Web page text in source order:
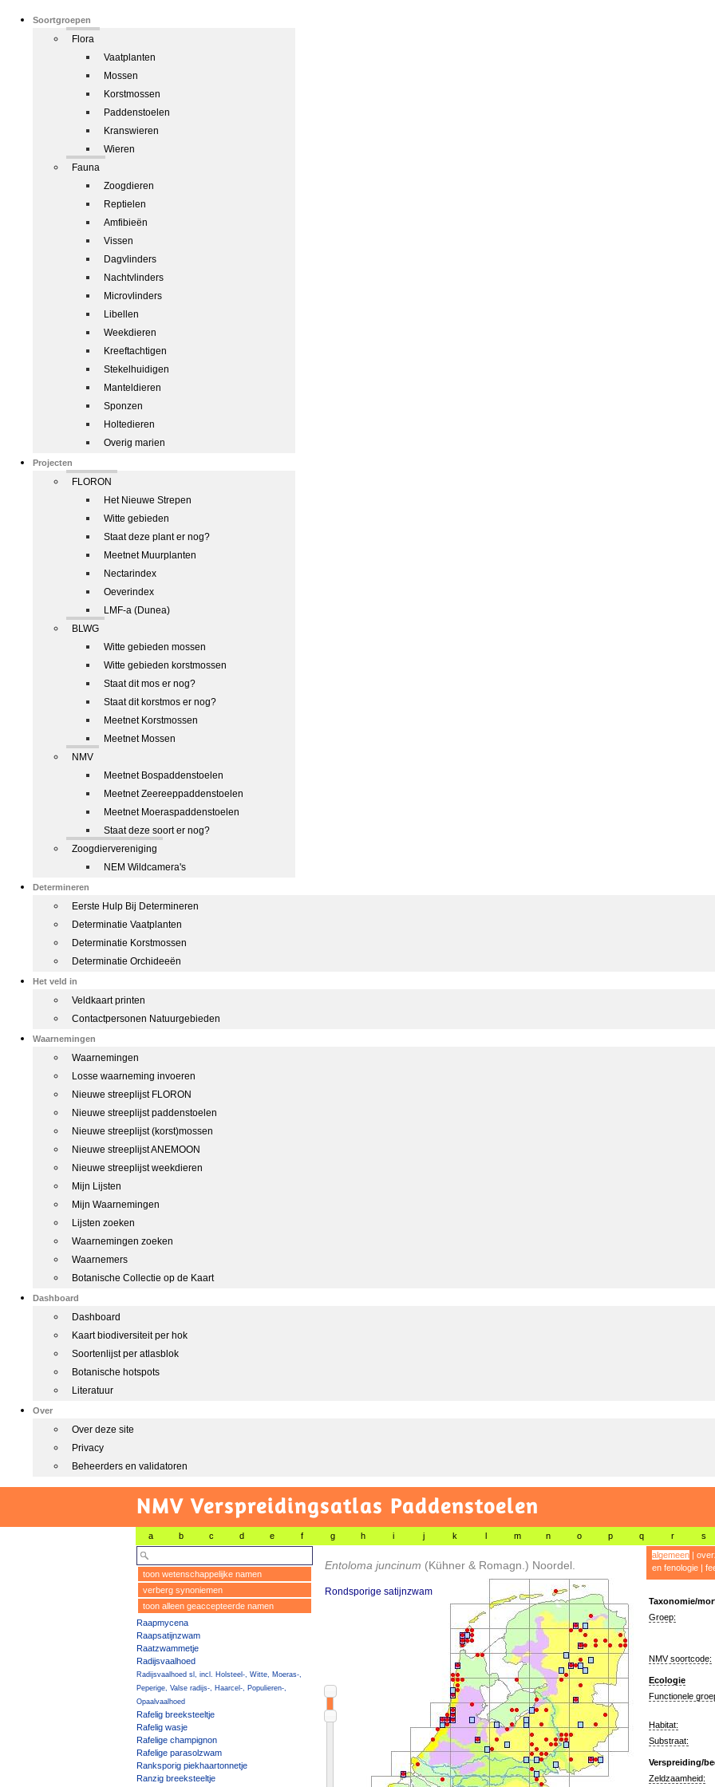
Soortgroepen
Flora
Vaatplanten
Mossen
Korstmossen
Paddenstoelen
Kranswieren
Wieren
Fauna
Zoogdieren
Reptielen
Amfibieën
Vissen
Dagvlinders
Nachtvlinders
Microvlinders
Libellen
Weekdieren
Kreeftachtigen
Stekelhuidigen
Manteldieren
Sponzen
Holtedieren
Overig marien
Projecten
FLORON
Het Nieuwe Strepen
Witte gebieden
Staat deze plant er nog?
Meetnet Muurplanten
Nectarindex
Oeverindex
LMF-a (Dunea)
BLWG
Witte gebieden mossen
Witte gebieden korstmossen
Staat dit mos er nog?
Staat dit korstmos er nog?
Meetnet Korstmossen
Meetnet Mossen
NMV
Meetnet Bospaddenstoelen
Meetnet Zeereeppaddenstoelen
Meetnet Moeraspaddenstoelen
Staat deze soort er nog?
Zoogdiervereniging
NEM Wildcamera's
Determineren
Eerste Hulp Bij Determineren
Determinatie Vaatplanten
Determinatie Korstmossen
Determinatie Orchideeën
Het veld in
Veldkaart printen
Contactpersonen Natuurgebieden
Waarnemingen
Waarnemingen
Losse waarneming invoeren
Nieuwe streeplijst FLORON
Nieuwe streeplijst paddenstoelen
Nieuwe streeplijst (korst)mossen
Nieuwe streeplijst ANEMOON
Nieuwe streeplijst weekdieren
Mijn Lijsten
Mijn Waarnemingen
Lijsten zoeken
Waarnemingen zoeken
Waarnemers
Botanische Collectie op de Kaart
Dashboard
Dashboard
Kaart biodiversiteit per hok
Soortenlijst per atlasblok
Botanische hotspots
Literatuur
Over
Over deze site
Privacy
Beheerders en validatoren
NMV Verspreidingsatlas Paddenstoelen
a b c d e f g h i j k l m n o p q r s
toon wetenschappelijke namen
verberg synoniemen
toon alleen geaccepteerde namen
Raapmycena
Raapsatijnzwam
Raatzwammetje
Radijsvaalhoed
Radijsvaalhoed sl, incl. Holsteel-, Witte, Moeras-,
Peperige, Valse radijs-, Haarcel-, Populieren-,
Opaalvaalhoed
Rafelig breeksteeltje
Rafelig wasje
Rafelige champignon
Rafelige parasolzwam
Ranksporig piekhaartonnetje
Ranzig breeksteeltje
Entoloma juncinum (Kühner & Romagn.) Noordel.
Rondsporige satijnzwam
algemeen|
en fenologie|
Taxonomie/
Groep:
NMV soortcode:
Ecologie
Functionele
Habitat:
Substraat:
Verspreiding/
Zeldzaamheid: